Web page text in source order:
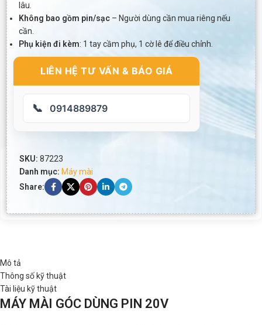
lâu.
Không bao gồm pin/sạc – Người dùng cần mua riêng nếu
cần.
Phụ kiện đi kèm: 1 tay cầm phụ, 1 cờ lê để điều chỉnh.
LIÊN HỆ TƯ VẤN & BÁO GIÁ
📞 0914889879
SKU: 87223
Danh mục: Máy mài
Share:
Mô tả
Thông số kỹ thuật
Tài liệu kỹ thuật
MÁY MÀI GÓC DÙNG PIN 20V